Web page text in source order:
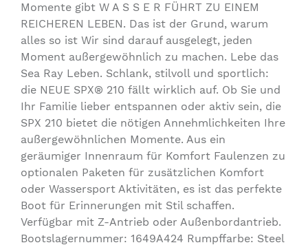
Momente gibt W A S S E R FÜHRT ZU EINEM
REICHEREN LEBEN. Das ist der Grund, warum
alles so ist Wir sind darauf ausgelegt, jeden
Moment außergewöhnlich zu machen. Lebe das
Sea Ray Leben. Schlank, stilvoll und sportlich:
die NEUE SPX® 210 fällt wirklich auf. Ob Sie und
Ihr Familie lieber entspannen oder aktiv sein, die
SPX 210 bietet die nötigen Annehmlichkeiten Ihre
außergewöhnlichen Momente. Aus ein
geräumiger Innenraum für Komfort Faulenzen zu
optionalen Paketen für zusätzlichen Komfort
oder Wassersport Aktivitäten, es ist das perfekte
Boot für Erinnerungen mit Stil schaffen.
Verfügbar mit Z-Antrieb oder Außenbordantrieb.
Bootslagernummer: 1649A424 Rumpffarbe: Steel